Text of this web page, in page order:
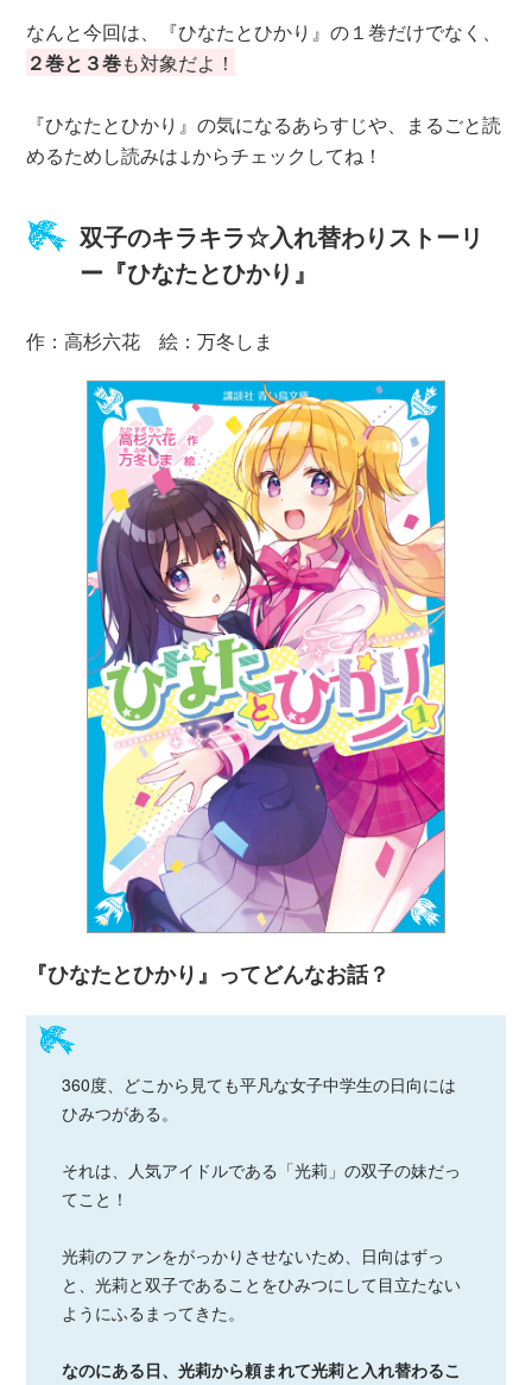
なんと今回は、『ひなたとひかり』の１巻だけでなく、
２巻と３巻も対象だよ！
『ひなたとひかり』の気になるあらすじや、まるごと読
めるためし読みは↓からチェックしてね！
双子のキラキラ☆入れ替わりストーリ
ー『ひなたとひかり』
作：高杉六花 絵：万冬しま
『ひなたとひかり』ってどんなお話？
360度、どこから見ても平凡な女子中学生の日向には
ひみつがある。
それは、人気アイドルである「光莉」の双子の妹だっ
てこと！
光莉のファンをがっかりさせないため、日向はずっ
と、光莉と双子であることをひみつにして目立たない
ようにふるまってきた。
なのにある日、光莉から頼まれて光莉と入れ替わるこ